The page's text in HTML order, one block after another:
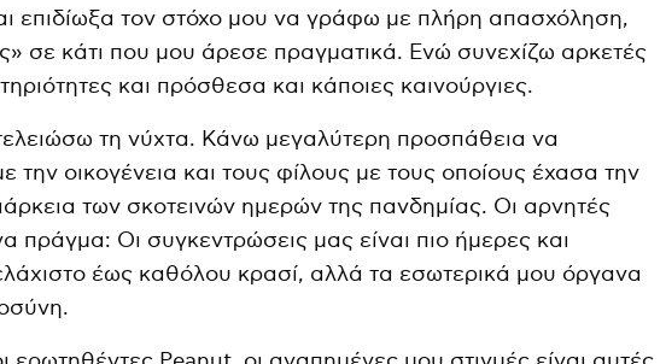
επιδίωξα τον στόχο μου να γράφω με πλήρη απασχόληση,
σε κάτι που μου άρεσε πραγματικά. Ενώ συνεχίζω αρκετές
και πρόσθεσα και κάποιες καινούργιες.
τη νύχτα. Κάνω μεγαλύτερη προσπάθεια να
οικογένεια και τους φίλους με τους οποίους έχασα την
των σκοτεινών ημερών της πανδημίας. Οι αρνητές
πράγμα: Οι συγκεντρώσεις μας είναι πιο ήμερες και
έως καθόλου κρασί, αλλά τα εσωτερικά μου όργανα